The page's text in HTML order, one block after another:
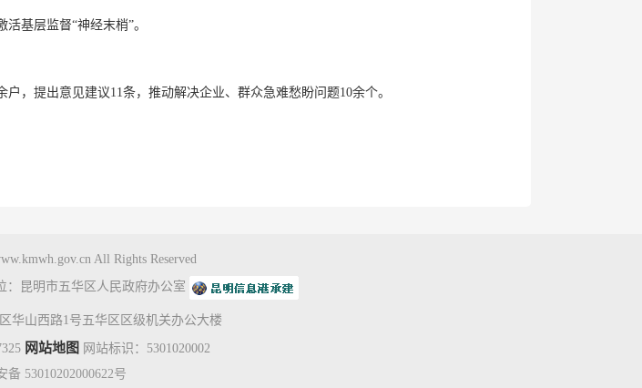
基层监督“神经末梢”。
，提出意见建议11条，推动解决企业、群众急难愁盼问题10余个。
All Rights Reserved
：昆明市五华区人民政府办公室
华山西路1号五华区区级机关办公大楼
网站地图 网站标识：5301020002
备 53010202000622号